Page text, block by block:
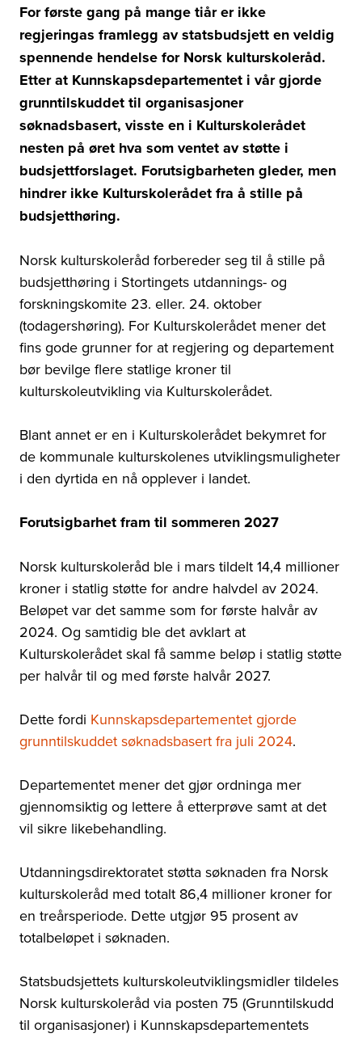
For første gang på mange tiår er ikke
regjeringas framlegg av statsbudsjett en veldig
spennende hendelse for Norsk kulturskoleråd.
Etter at Kunnskapsdepartementet i vår gjorde
grunntilskuddet til organisasjoner
søknadsbasert, visste en i Kulturskolerådet
nesten på øret hva som ventet av støtte i
budsjettforslaget. Forutsigbarheten gleder, men
hindrer ikke Kulturskolerådet fra å stille på
budsjetthøring.
Norsk kulturskoleråd forbereder seg til å stille på
budsjetthøring i Stortingets utdannings- og
forskningskomite 23. eller. 24. oktober
(todagershøring). For Kulturskolerådet mener det
fins gode grunner for at regjering og departement
bør bevilge flere statlige kroner til
kulturskoleutvikling via Kulturskolerådet.
Blant annet er en i Kulturskolerådet bekymret for
de kommunale kulturskolenes utviklingsmuligheter
i den dyrtida en nå opplever i landet.
Forutsigbarhet fram til sommeren 2027
Norsk kulturskoleråd ble i mars tildelt 14,4 millioner
kroner i statlig støtte for andre halvdel av 2024.
Beløpet var det samme som for første halvår av
2024. Og samtidig ble det avklart at
Kulturskolerådet skal få samme beløp i statlig støtte
per halvår til og med første halvår 2027.
Dette fordi Kunnskapsdepartementet gjorde
grunntilskuddet søknadsbasert fra juli 2024.
Departementet mener det gjør ordninga mer
gjennomsiktig og lettere å etterprøve samt at det
vil sikre likebehandling.
Utdanningsdirektoratet støtta søknaden fra Norsk
kulturskoleråd med totalt 86,4 millioner kroner for
en treårsperiode. Dette utgjør 95 prosent av
totalbeløpet i søknaden.
Statsbudsjettets kulturskoleutviklingsmidler tildeles
Norsk kulturskoleråd via posten 75 (Grunntilskudd
til organisasjoner) i Kunnskapsdepartementets